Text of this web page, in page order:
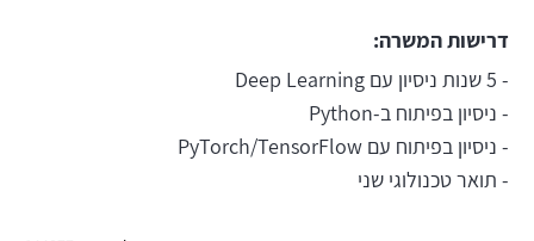
דרישות המשרה:
- 5 שנות ניסיון עם Deep Learning
- ניסיון בפיתוח ב-Python
- ניסיון בפיתוח עם PyTorch/TensorFlow
- תואר טכנולוגי שני